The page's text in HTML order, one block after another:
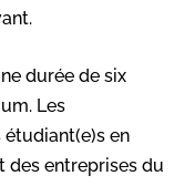
durée de six
Les
en
des entreprises du